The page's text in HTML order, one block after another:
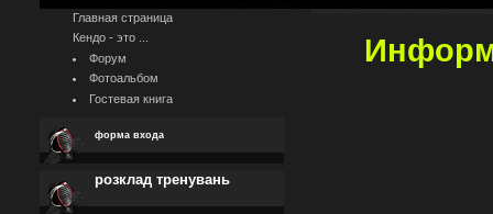
Главная страница
Кендо - это ...
Форум
Фотоальбом
Гостевая книга
форма входа
розклад тренувань